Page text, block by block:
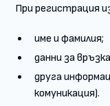
При регистрация
име и фамилия;
данни за
друга
комуникация).